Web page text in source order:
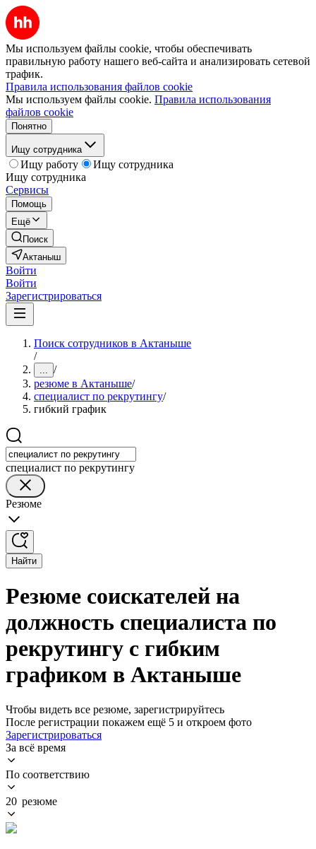
Мы используем файлы cookie, чтобы обеспечивать
правильную работу нашего веб-сайта и анализировать сетевой
трафик.
Правила использования файлов cookie
Мы используем файлы cookie. Правила использования
файлов cookie
Понятно
Ищу сотрудника
Ищу работу
Ищу сотрудника
Ищу сотрудника
Сервисы
Помощь
Ещё
Поиск
Актаныш
Войти
Войти
Зарегистрироваться
Поиск сотрудников в Актаныше
/
... /
резюме в Актаныше/
специалист по рекрутингу/
гибкий график
специалист по рекрутингу
Резюме
Найти
Резюме соискателей на
должность специалиста по
рекрутингу с гибким
графиком в Актаныше
Чтобы видеть все резюме, зарегистрируйтесь
После регистрации покажем ещё 5 и откроем фото
Зарегистрироваться
За всё время
По соответствию
20 резюме